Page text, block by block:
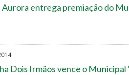
entrega premiação do
Dois Irmãos vence o Municipal